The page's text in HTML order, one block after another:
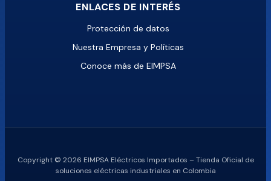
ENLACES DE INTERÉS
Protección de datos
Nuestra Empresa y Políticas
Conoce más de EIMPSA
Copyright © 2026 EIMPSA Eléctricos Importados – Tienda Oficial de
soluciones eléctricas industriales en Colombia